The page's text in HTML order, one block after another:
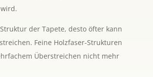
der Tapete, desto öfter kann
Feine Holzfaser-Strukturen
Überstreichen nicht mehr